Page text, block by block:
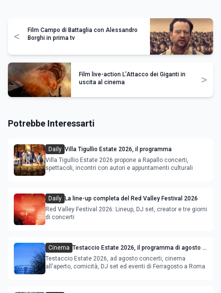
<
Film Campo di Battaglia con Alessandro
Borghi in prima tv
Film live-action L’Attacco dei Giganti in
uscita al cinema
>
Potrebbe Interessarti
Daily Villa Tigullio Estate 2026, il programma
Villa Tigullio Estate 2026 propone a Rapallo concerti,
spettacoli, incontri con autori e appuntamenti culturali
Daily La line-up completa del Red Valley Festival 2026
Red Valley Festival 2026: Lineup, DJ set, creator e tre giorni
di concerti
Cinema Testaccio Estate 2026, il programma di agosto e
Ferragosto
Testaccio Estate 2026, ad agosto concerti, cinema
all'aperto, comicità, DJ set ed eventi di Ferragosto a Roma.